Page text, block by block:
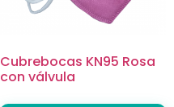
Cubrebocas KN95 Rosa
con válvula